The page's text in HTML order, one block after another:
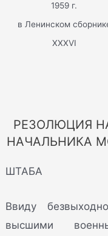
1959 г.
в Ленинском
XXXVI
РЕЗОЛЮЦИЯ
НАЧАЛЬНИКА
ШТАБА
Ввиду
высшими